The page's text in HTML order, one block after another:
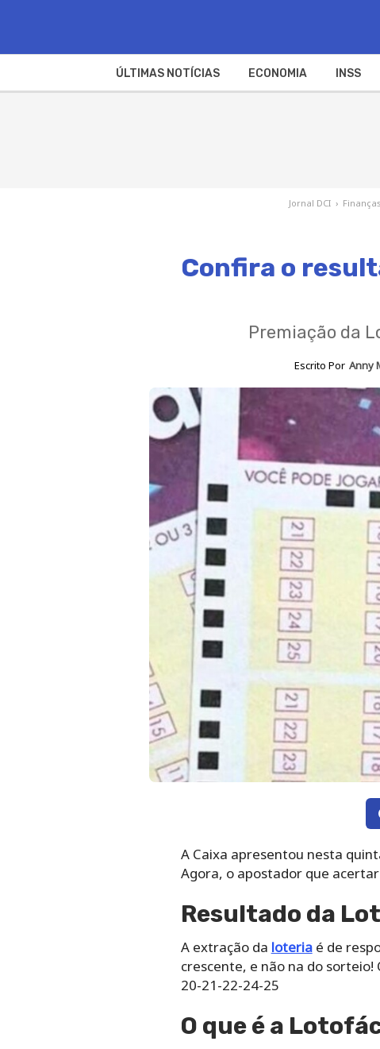
ÚLTIMAS NOTÍCIAS ECONOMIA INSS
Jornal DCI › Finanças
Confira o
Premiação da
Escrito Por Anny
A Caixa apresentou nesta
Agora, o apostador que
Resultado da
A extração da loteriaé de
crescente, e não na do
20-21-22-24-25
O que é a